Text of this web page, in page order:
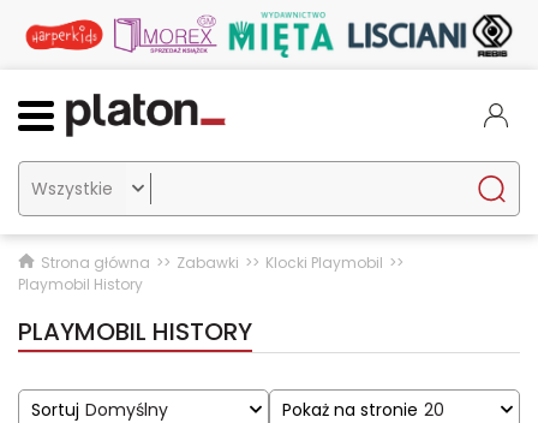

Strona główna Zabawki
Klocki Playmobil
Playmobil History
PLAYMOBIL HISTORY
Sortuj Domyślny Pokaż na stronie 20